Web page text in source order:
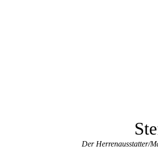
Der Herrenausstatter/